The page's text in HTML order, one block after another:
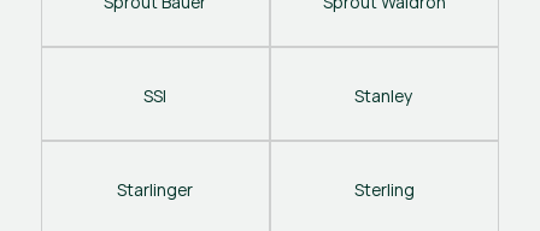
SSI Stanley
Starlinger Sterling